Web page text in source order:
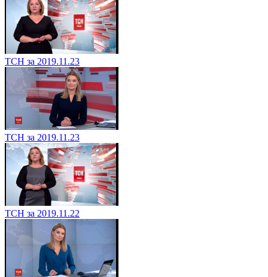
ТСН за 2019.11.23
ТСН за 2019.11.23
ТСН за 2019.11.22